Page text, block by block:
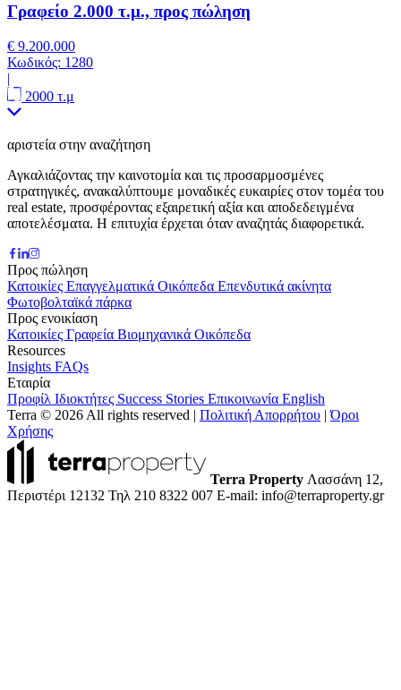
Γραφείο 2.000 τ.μ., προς πώληση
€ 9.200.000
Κωδικός: 1280
|
2000 τ.μ
αριστεία στην αναζήτηση
Αγκαλιάζοντας την καινοτομία και τις προσαρμοσμένες
στρατηγικές, ανακαλύπτουμε μοναδικές ευκαιρίες στον τομέα του
real estate, προσφέροντας εξαιρετική αξία και αποδεδειγμένα
αποτελέσματα. Η επιτυχία έρχεται όταν αναζητάς διαφορετικά.
Προς πώληση
Κατοικίες Επαγγελματικά Οικόπεδα Επενδυτικά ακίνητα
Φωτοβολταϊκά πάρκα
Προς ενοικίαση
Κατοικίες Γραφεία Βιομηχανικά Οικόπεδα
Resources
Insights FAQs
Εταιρία
Προφίλ Ιδιοκτήτες Success Stories Επικοινωνία English
Terra © 2026 All rights reserved | Πολιτική Απορρήτου |Όροι
Χρήσης
Terra Property Λασσάνη 12,
Περιστέρι 12132 Τηλ 210 8322 007 E-mail: info@terraproperty.gr